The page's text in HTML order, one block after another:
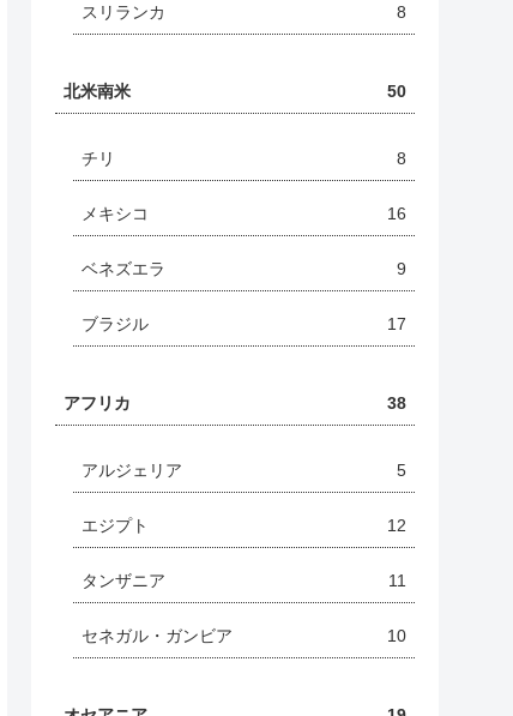
スリランカ 8
北米南米 50
チリ 8
メキシコ 16
ベネズエラ 9
ブラジル 17
アフリカ 38
アルジェリア 5
エジプト 12
タンザニア 11
セネガル・ガンビア 10